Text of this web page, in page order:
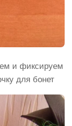
и фиксируем
для бонет